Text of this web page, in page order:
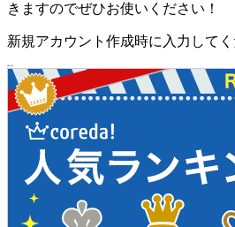
きますのでぜひお使いください！
新規アカウント作成時に入力してく